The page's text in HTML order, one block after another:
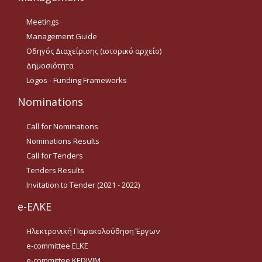
με βάση τον Ν.4957/2022
Οδηγίες με βάση τον
Ν.4957/2022
Guidelines Archive
News
Nominations
Call for Nominations
Nominations Results
Meetings
Management Guide
Οδηγός Διαχείρισης (ιστορικό αρχείο)
Δημοσιότητα
Logos - Funding Frameworks
Nominations
Call for Nominations
Nominations Results
Call for Tenders
Tenders Results
Invitation to Tender (2021 - 2022)
e-ΕΛΚΕ
Ηλεκτρονική Παρακολούθηση Έργων
e-committee ELKE